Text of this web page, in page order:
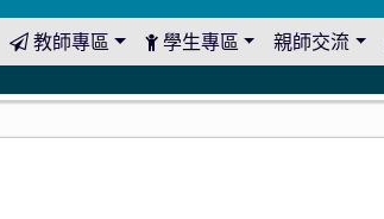
教師專區 學生專區 親師交流